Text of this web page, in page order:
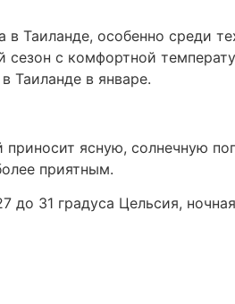
Таиланде, особенно среди
сезон с комфортной
Таиланде в январе.
ясную, солнечную
приятным.
до 31 градуса Цельсия,